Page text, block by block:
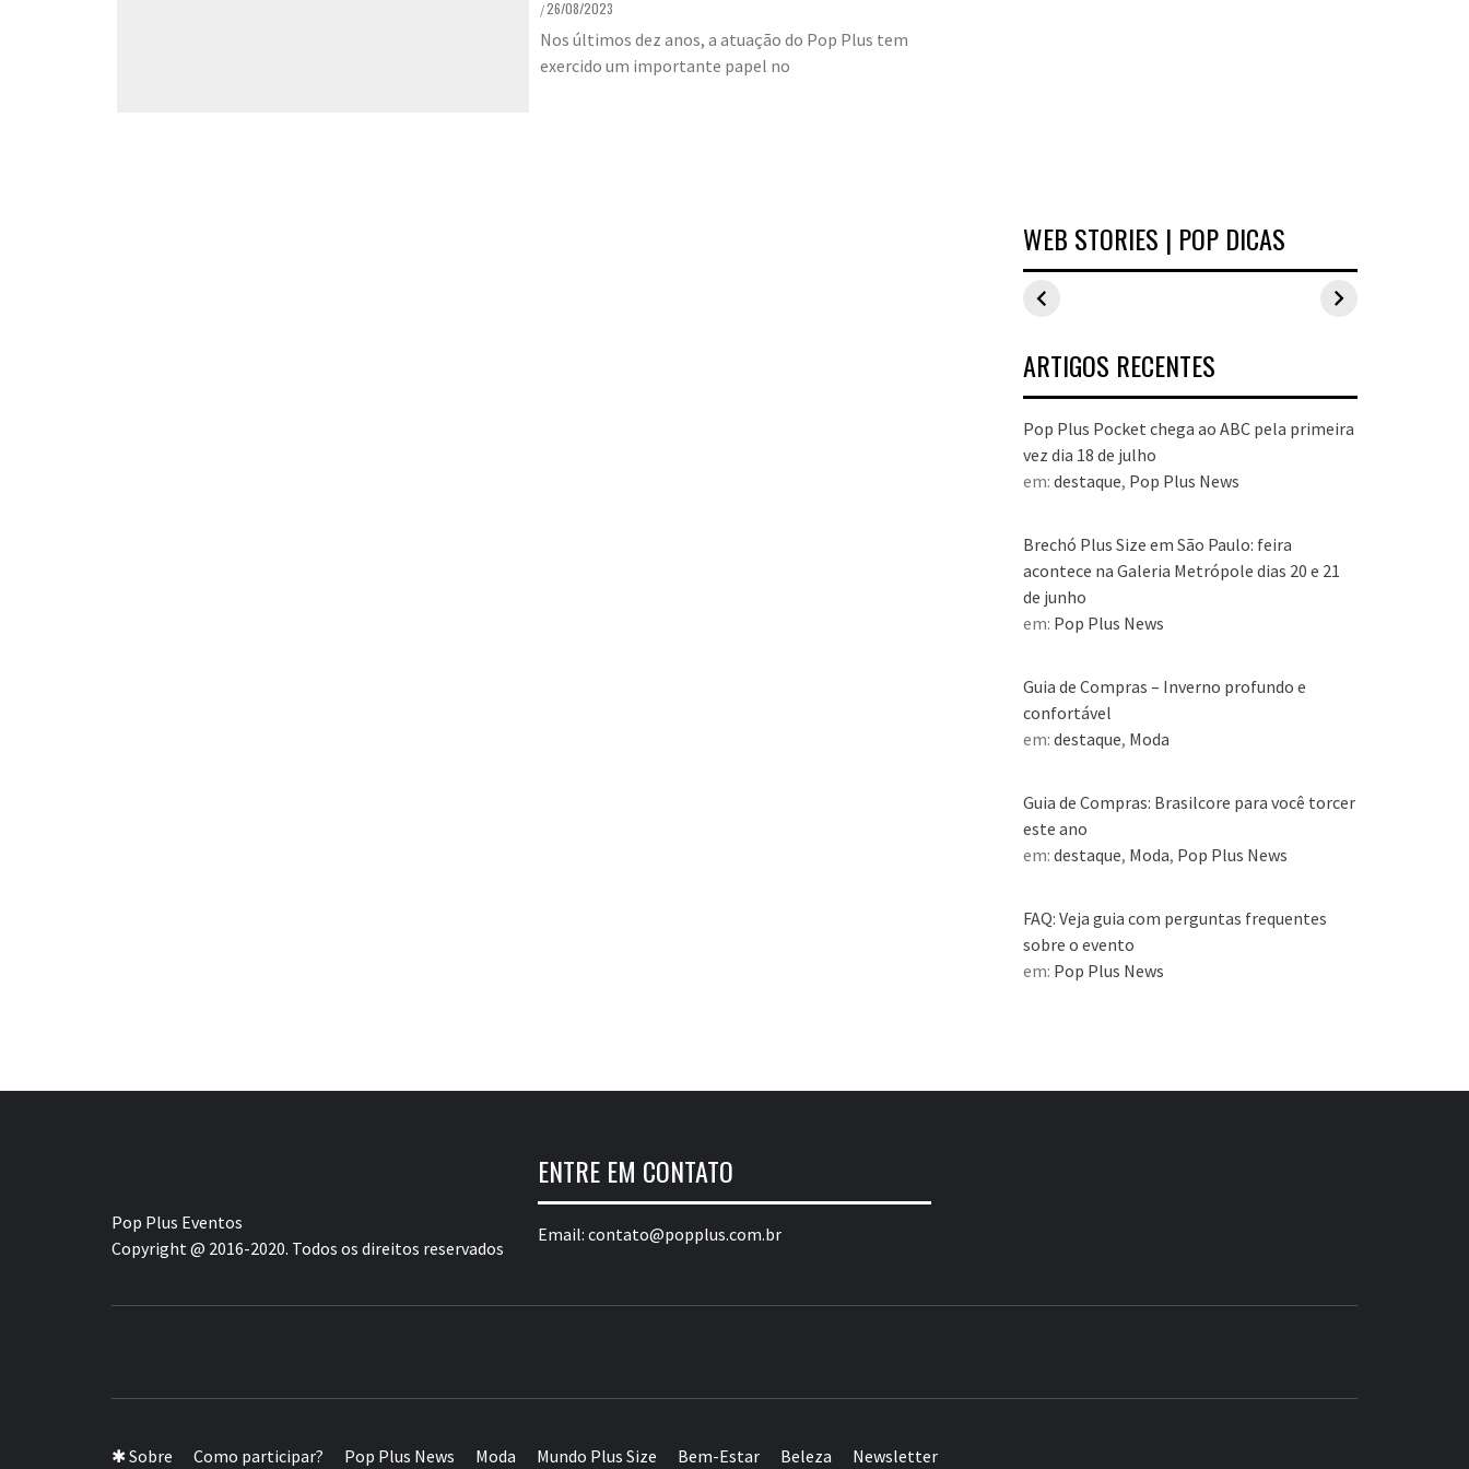
/26/08/2023
Nos últimos dez anos, a atuação do Pop Plus tem
exercido um importante papel no
WEB STORIES | POP DICAS
Inspirações de
looks plus size
para o carnaval
Estilo Pop Plus:
looks plus size
da edição de
ARTIGOS RECENTES
Pop Plus Pocket chega ao ABC pela primeira
vez dia 18 de julho
em: destaque, Pop Plus News
Brechó Plus Size em São Paulo: feira
acontece na Galeria Metrópole dias 20 e 21
de junho
em: Pop Plus News
Guia de Compras – Inverno profundo e
confortável
em: destaque, Moda
Guia de Compras: Brasilcore para você torcer
este ano
em: destaque, Moda, Pop Plus News
FAQ: Veja guia com perguntas frequentes
sobre o evento
em: Pop Plus News
Pop Plus Eventos
Copyright @ 2016-2020. Todos os direitos reservados
ENTRE EM CONTATO
Email: contato@popplus.com.br
✱ Sobre Como participar? Pop Plus News Moda Mundo Plus Size Bem-Estar Beleza Newsletter